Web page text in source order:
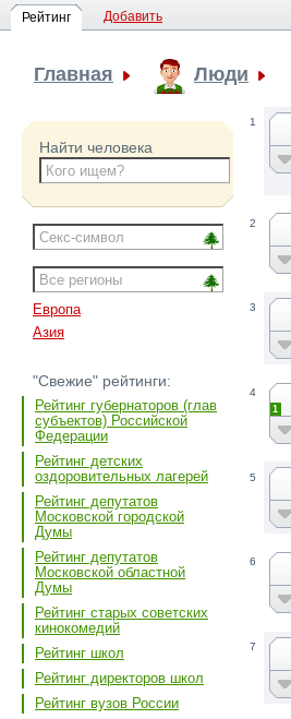
Рейтинг Добавить
Главная Люди
Найти человека
Европа
Азия
"Свежие" рейтинги:
Рейтинг губернаторов (глав
субъектов) Российской
Федерации
Рейтинг детских
оздоровительных лагерей
Рейтинг депутатов
Московской городской
Думы
Рейтинг депутатов
Московской областной
Думы
Рейтинг старых советских
кинокомедий
Рейтинг школ
Рейтинг директоров школ
Рейтинг вузов России
1
2
3
4
1
5
6
7